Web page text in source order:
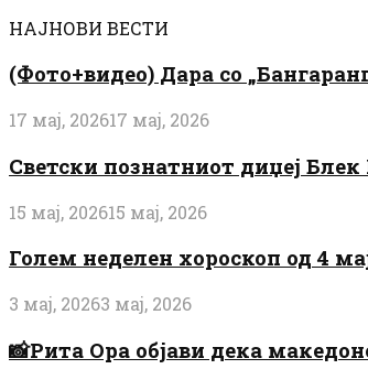
НАЈНОВИ ВЕСТИ
(Фото+видео) Дара со
17 мај, 202617 мај, 2026
Светски познатниот диџеј Блек
15 мај, 202615 мај, 2026
Голем неделен хороскоп од 4
3 мај, 20263 мај, 2026
📸Рита Ора објави дека